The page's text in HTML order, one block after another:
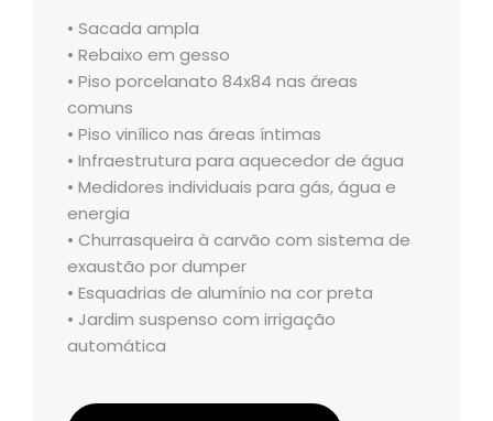
• Sacada ampla
• Rebaixo em gesso
• Piso porcelanato 84x84 nas áreas
comuns
• Piso vinílico nas áreas íntimas
• Infraestrutura para aquecedor de água
• Medidores individuais para gás, água e
energia
• Churrasqueira à carvão com sistema de
exaustão por dumper
• Esquadrias de alumínio na cor preta
• Jardim suspenso com irrigação
automática